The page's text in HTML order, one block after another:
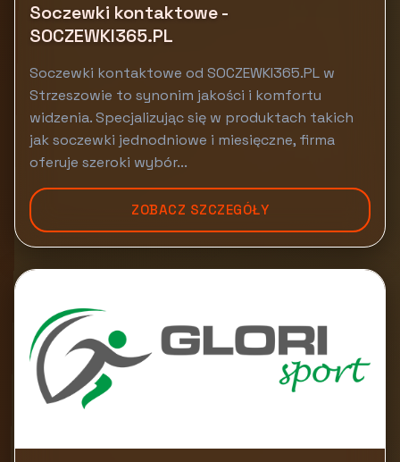
Soczewki kontaktowe -
SOCZEWKI365.PL
Soczewki kontaktowe od SOCZEWKI365.PL w
Strzeszowie to synonim jakości i komfortu
widzenia. Specjalizując się w produktach takich
jak soczewki jednodniowe i miesięczne, firma
oferuje szeroki wybór...
ZOBACZ SZCZEGÓŁY